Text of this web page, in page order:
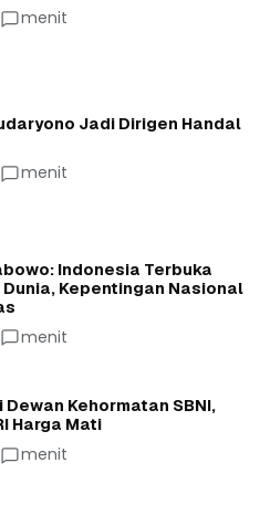
menit
Jadi Dirigen Handal
menit
Indonesia Terbuka
Kepentingan Nasional
menit
Kehormatan SBNI,
Harga Mati
menit